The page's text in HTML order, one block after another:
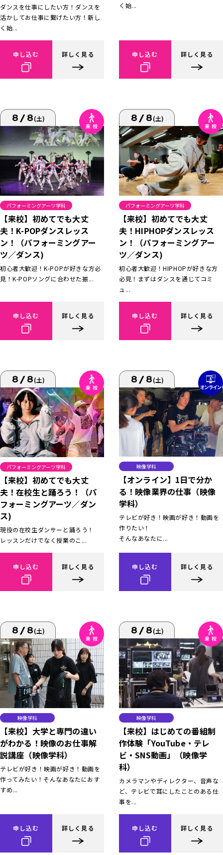
ダンスを仕事にしたい方！ダンスを
活かしてお仕事に繋げたい方！新し
く始...
申し込む 詳しく見る
く始...
申し込む 詳しく見る
8/8(土)
パフォーミングアーツ学科
【来校】初めてでも大丈
夫！K-POPダンスレッス
ン！（パフォーミングアー
ツ／ダンス)
初心者大歓迎！K-POPが好きな方必
見！K-POPソングに合わせた振...
申し込む 詳しく見る
8/8(土)
パフォーミングアーツ学科
【来校】初めてでも大丈
夫！HIPHOPダンスレッス
ン！（パフォーミングアー
ツ／ダンス)
初心者大歓迎！HIPHOPが好きな方
必見！まずはダンスを通じてコミ
ュ...
申し込む 詳しく見る
8/8(土)
パフォーミングアーツ学科
【来校】初めてでも大丈
夫！在校生と踊ろう！（パ
フォーミングアーツ／ダン
ス)
現役の在校生ダンサーと踊ろう！
レッスンだけでなく授業のこ...
申し込む 詳しく見る
8/8(土)
映像学科
【オンライン】1日で分か
る！映像業界の仕事（映像
学科）
テレビが好き！映画が好き！動画を
作りたい！
そんなあなたに...
申し込む 詳しく見る
8/8(土)
映像学科
【来校】大学と専門の違い
がわかる！映像のお仕事解
説講座（映像学科）
テレビが好き！映画が好き！動画を
作ってみたい！そんなあなたにおす
すめ...
申し込む 詳しく見る
8/8(土)
映像学科
【来校】はじめての番組制
作体験「YouTube・テレ
ビ・SNS動画」（映像学
科）
カメラマンやディレクター、音声な
ど、テレビで耳にしたことのある仕
事を...
申し込む 詳しく見る